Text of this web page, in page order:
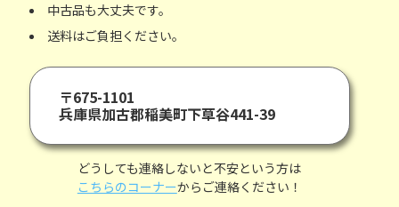
中古品も大丈夫です。
送料はご負担ください。
〒675-1101
兵庫県加古郡稲美町下草谷441-39
どうしても連絡しないと不安という方は
こちらのコーナーからご連絡ください！